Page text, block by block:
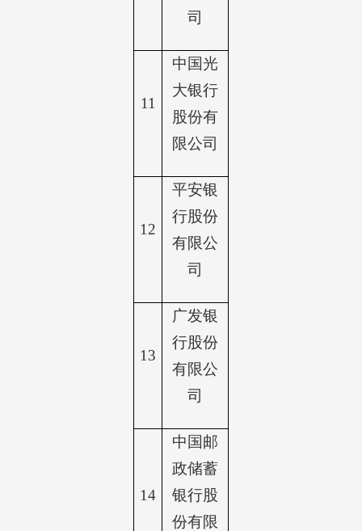
司
11
中国光
大银行
股份有
限公司
12
平安银
行股份
有限公
司
13
广发银
行股份
有限公
司
14
中国邮
政储蓄
银行股
份有限